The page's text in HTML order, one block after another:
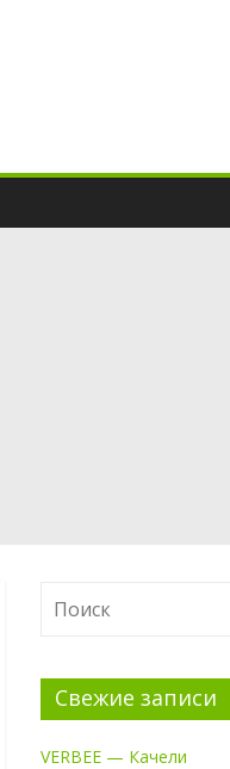
Свежие записи
VERBEE — Качели